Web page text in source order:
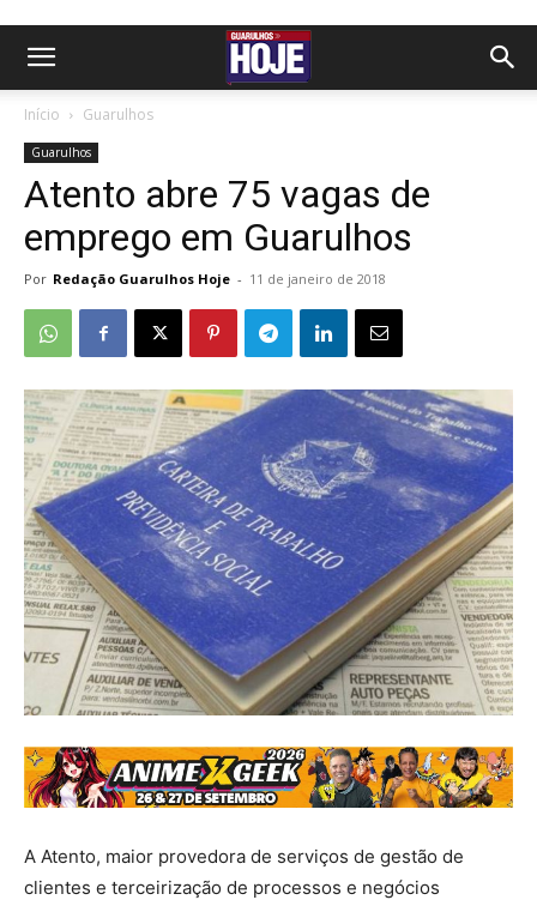
Início Guarulhos
Guarulhos
Atento abre 75 vagas de
emprego em Guarulhos
Por Redação Guarulhos Hoje - 11 de janeiro de 2018
A Atento, maior provedora de serviços de gestão de
clientes e terceirização de processos e negócios